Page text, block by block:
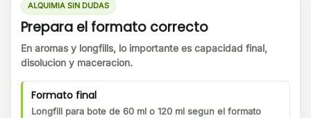
ALQUIMIA SIN DUDAS
Prepara el formato correcto
En aromas y longfills, lo importante es capacidad final,
disolucion y maceracion.
Formato final
Longfill para bote de 60 ml o 120 ml segun el formato